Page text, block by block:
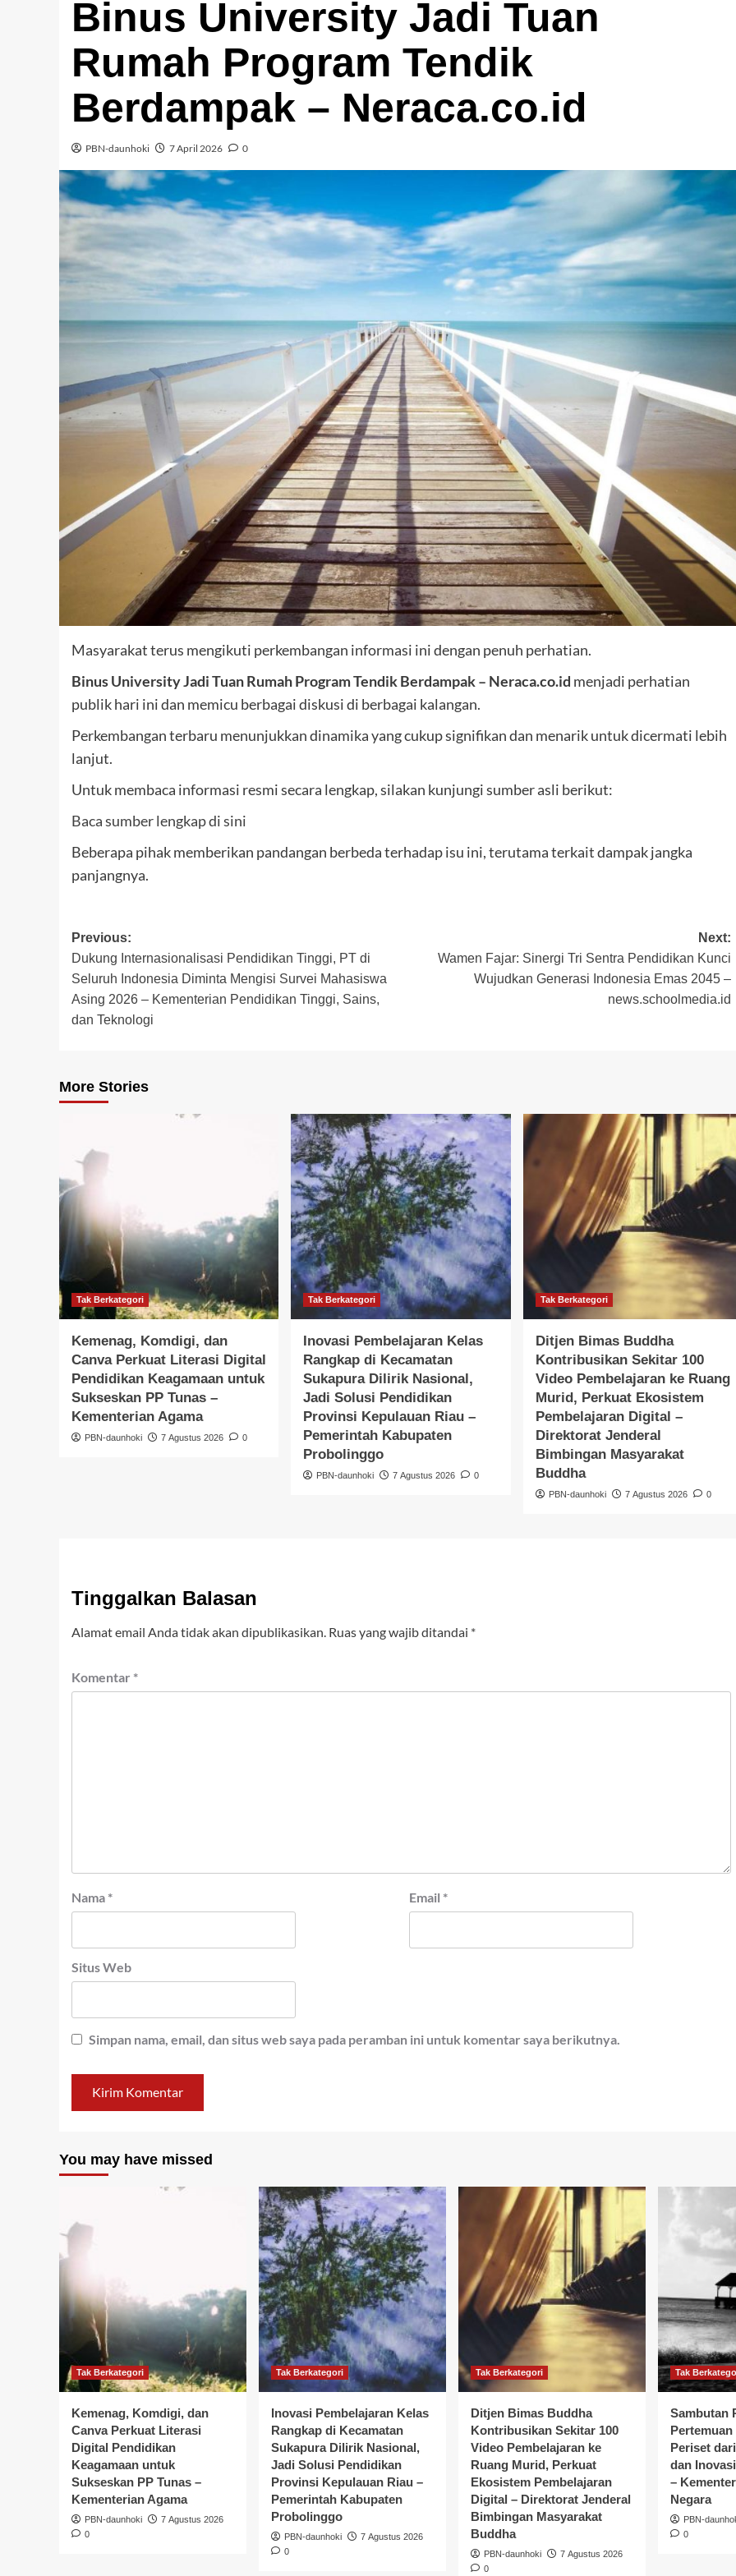
Binus University Jadi Tuan
Rumah Program Tendik
Berdampak – Neraca.co.id
PBN-daunhoki 7 April 2026 0
Masyarakat terus mengikuti perkembangan informasi ini dengan penuh perhatian.
Binus University Jadi Tuan Rumah Program Tendik Berdampak – Neraca.co.id menjadi perhatian
publik hari ini dan memicu berbagai diskusi di berbagai kalangan.
Perkembangan terbaru menunjukkan dinamika yang cukup signifikan dan menarik untuk dicermati lebih
lanjut.
Untuk membaca informasi resmi secara lengkap, silakan kunjungi sumber asli berikut:
Baca sumber lengkap di sini
Beberapa pihak memberikan pandangan berbeda terhadap isu ini, terutama terkait dampak jangka
panjangnya.
Post
navigation
Previous:
Dukung Internasionalisasi Pendidikan Tinggi, PT di
Seluruh Indonesia Diminta Mengisi Survei Mahasiswa
Asing 2026 – Kementerian Pendidikan Tinggi, Sains,
dan Teknologi
Next:
Wamen Fajar: Sinergi Tri Sentra Pendidikan Kunci
Wujudkan Generasi Indonesia Emas 2045 –
news.schoolmedia.id
More Stories
Tak Berkategori
Kemenag, Komdigi, dan
Canva Perkuat Literasi Digital
Pendidikan Keagamaan untuk
Sukseskan PP Tunas –
Kementerian Agama
PBN-daunhoki 7 Agustus 2026 0
Tak Berkategori
Inovasi Pembelajaran Kelas
Rangkap di Kecamatan
Sukapura Dilirik Nasional,
Jadi Solusi Pendidikan
Provinsi Kepulauan Riau –
Pemerintah Kabupaten
Probolinggo
PBN-daunhoki 7 Agustus 2026 0
Tak Berkategori
Ditjen Bimas Buddha
Kontribusikan Sekitar 100
Video Pembelajaran ke Ruang
Murid, Perkuat Ekosistem
Pembelajaran Digital –
Direktorat Jenderal
Bimbingan Masyarakat
Buddha
PBN-daunhoki 7 Agustus 2026 0
Tinggalkan Balasan
Alamat email Anda tidak akan dipublikasikan. Ruas yang wajib ditandai *
Komentar *
Nama * Email *
Situs Web
Simpan nama, email, dan situs web saya pada peramban ini untuk komentar saya berikutnya.
You may have missed
Tak Berkategori
Kemenag, Komdigi, dan
Canva Perkuat Literasi
Digital Pendidikan
Keagamaan untuk
Sukseskan PP Tunas –
Kementerian Agama
PBN-daunhoki
7 Agustus 2026
0
Tak Berkategori
Inovasi Pembelajaran Kelas
Rangkap di Kecamatan
Sukapura Dilirik Nasional,
Jadi Solusi Pendidikan
Provinsi Kepulauan Riau –
Pemerintah Kabupaten
Probolinggo
PBN-daunhoki
7 Agustus 2026
0
Tak Berkategori
Ditjen Bimas Buddha
Kontribusikan Sekitar 100
Video Pembelajaran ke
Ruang Murid, Perkuat
Ekosistem Pembelajaran
Digital – Direktorat Jenderal
Bimbingan Masyarakat
Buddha
PBN-daunhoki
7 Agustus 2026
0
Tak
Sambutan
Pertemuan
Periset
dan
–
Negara
PBN-
0